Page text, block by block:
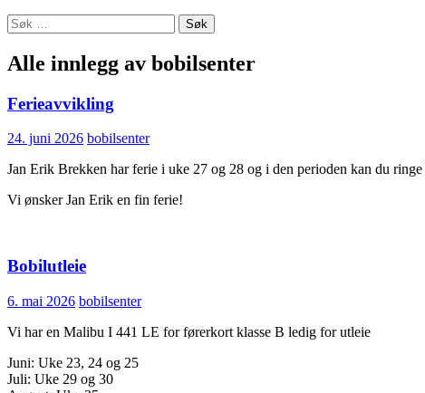
Søk
etter:
Alle innlegg av bobilsenter
Ferieavvikling
24. juni 2026 bobilsenter
Jan Erik Brekken har ferie i uke 27 og 28 og i den perioden kan du ringe
Vi ønsker Jan Erik en fin ferie!
Bobilutleie
6. mai 2026 bobilsenter
Vi har en Malibu I 441 LE for førerkort klasse B ledig for utleie
Juni: Uke 23, 24 og 25
Juli: Uke 29 og 30